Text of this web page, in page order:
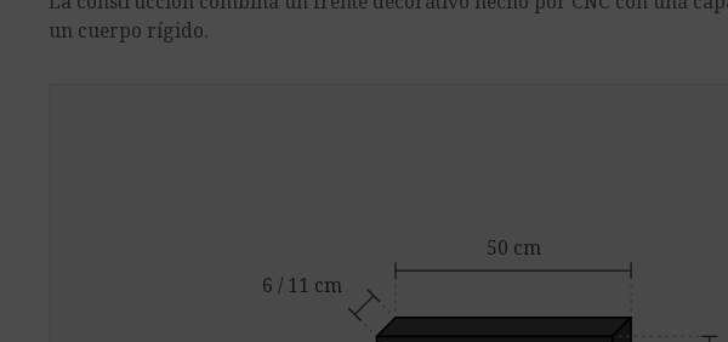
un cuerpo rígido.
50 cm
6 / 11 cm